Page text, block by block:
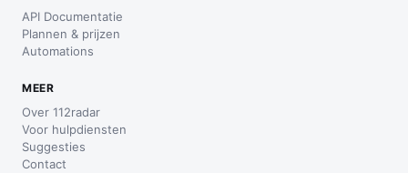
API Documentatie
Plannen & prijzen
Automations
MEER
Over 112radar
Voor hulpdiensten
Suggesties
Contact